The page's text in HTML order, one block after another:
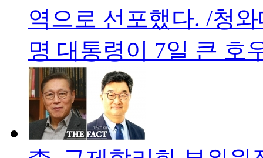
역으로 선포했다. /청
명 대통령이 7일 큰 호